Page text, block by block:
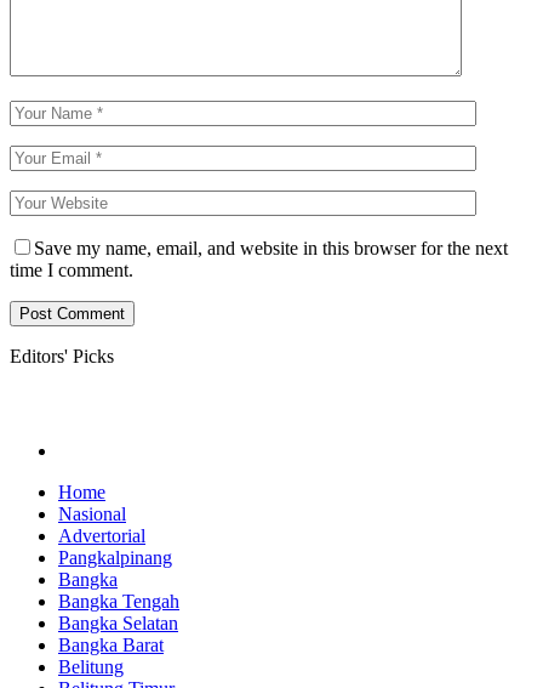
Save my name, email, and website in this browser for the next
time I comment.
Editors' Picks
Home
Nasional
Advertorial
Pangkalpinang
Bangka
Bangka Tengah
Bangka Selatan
Bangka Barat
Belitung